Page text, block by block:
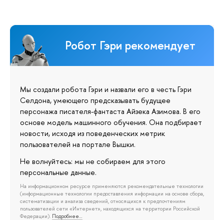
Робот Гэри рекомендует
Мы создали робота Гэри и назвали его в честь Гэри
Селдона, умеющего предсказывать будущее
персонажа писателя-фантаста Айзека Азимова. В его
основе модель машинного обучения. Она подбирает
новости, исходя из поведенческих метрик
пользователей на портале Вышки.
Не волнуйтесь: мы не собираем для этого
персональные данные.
На информационном ресурсе применяются рекомендательные технологии
(информационные технологии предоставления информации на основе сбора,
систематизации и анализа сведений, относящихся к предпочтениям
пользователей сети «Интернет», находящихся на территории Российской
Федерации). Подробнее…